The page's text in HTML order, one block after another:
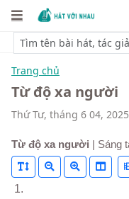
Trang chủ
Từ độ xa người
Thứ Tư, tháng 6 04, 2025
Từ độ xa người | Sáng
1.